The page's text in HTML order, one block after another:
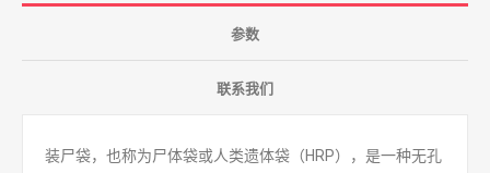
参数
联系我们
装尸袋，也称为尸体袋或人类遗体袋（HRP），是一种无孔